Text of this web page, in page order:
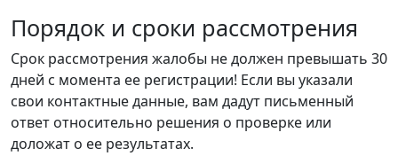
Порядок и сроки рассмотрения
Срок рассмотрения жалобы не должен превышать 30
дней с момента ее регистрации! Если вы указали
свои контактные данные, вам дадут письменный
ответ относительно решения о проверке или
доложат о ее результатах.